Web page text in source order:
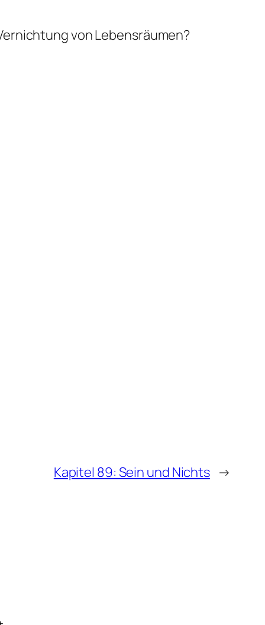
von Lebensräumen?
Kapitel 89: Sein und Nichts →